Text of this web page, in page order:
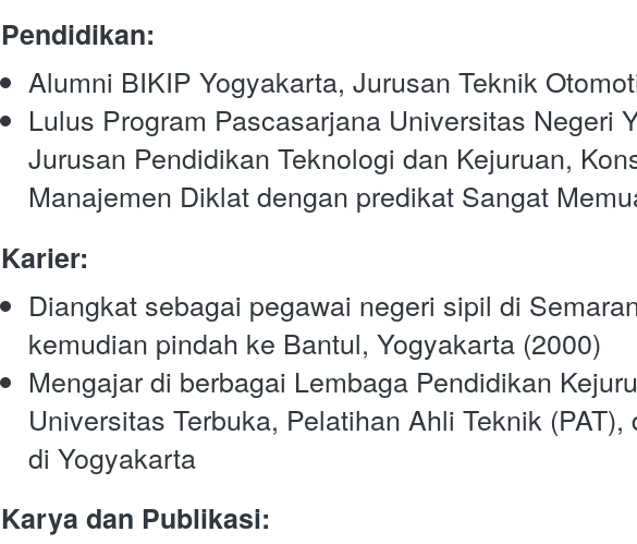
Pendidikan:
Alumni BIKIP Yogyakarta, Jurusan Teknik
Lulus Program Pascasarjana Universitas Negeri
Jurusan Pendidikan Teknologi dan Kejuruan,
Manajemen Diklat dengan predikat Sangat
Karier:
Diangkat sebagai pegawai negeri sipil di
kemudian pindah ke Bantul, Yogyakarta (2000)
Mengajar di berbagai Lembaga Pendidikan
Universitas Terbuka, Pelatihan Ahli Teknik
di Yogyakarta
Karya dan Publikasi: